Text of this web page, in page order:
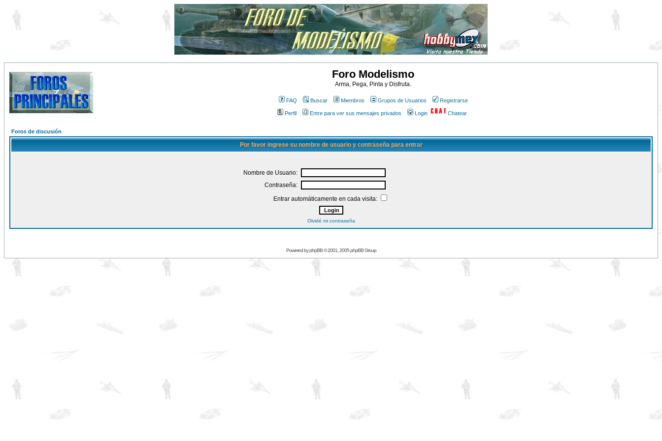
Foro Modelismo
Arma, Pega, Pinta y Disfruta.
FAQ Buscar Miembros Grupos de Usuarios Registrarse
Perfil Entre para ver sus mensajes privados Login Chatear
Foros de discusión
Por favor ingrese su nombre de usuario y contraseña para entrar
Nombre de Usuario:
Contraseña:
Entrar automáticamente en cada visita:
Olvidé mi contraseña
Powered byphpBB© 2001, 2005 phpBB Group